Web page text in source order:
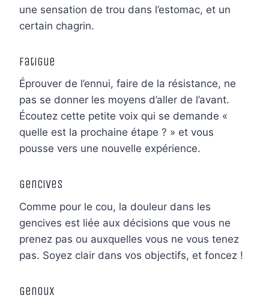
une sensation de trou dans l’estomac, et un
certain chagrin.
Fatigue
Éprouver de l’ennui, faire de la résistance, ne
pas se donner les moyens d’aller de l’avant.
Écoutez cette petite voix qui se demande «
quelle est la prochaine étape ? » et vous
pousse vers une nouvelle expérience.
Gencives
Comme pour le cou, la douleur dans les
gencives est liée aux décisions que vous ne
prenez pas ou auxquelles vous ne vous tenez
pas. Soyez clair dans vos objectifs, et foncez !
Genoux